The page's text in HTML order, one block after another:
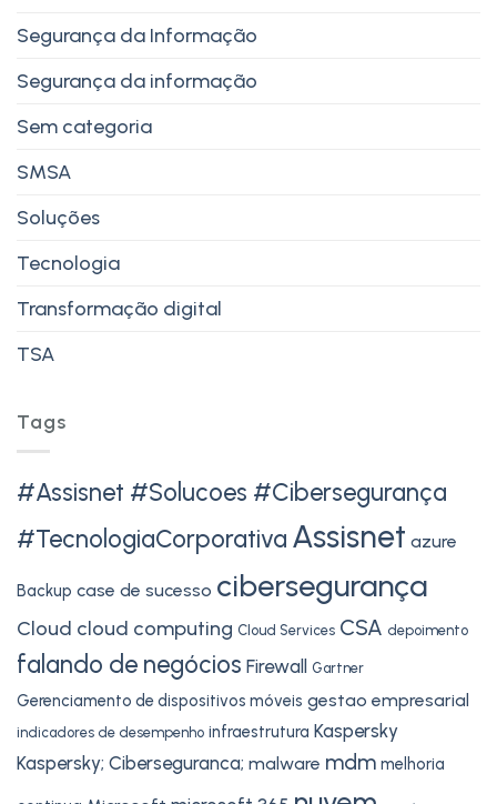
Segurança da Informação
Segurança da informação
Sem categoria
SMSA
Soluções
Tecnologia
Transformação digital
TSA
Tags
#Assisnet #Solucoes #Cibersegurança
#TecnologiaCorporativa Assisnet azure
Backup case de sucesso cibersegurança
Cloud cloud computing Cloud Services CSA depoimento
falando de negócios Firewall Gartner
Gerenciamento de dispositivos móveis gestao empresarial
indicadores de desempenho infraestrutura Kaspersky
Kaspersky; Ciberseguranca; malware mdm melhoria